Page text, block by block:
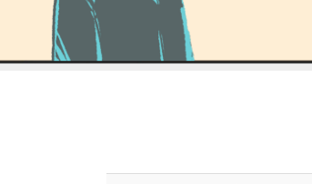
ColleGo! 大學選才與高中育才輔助系統